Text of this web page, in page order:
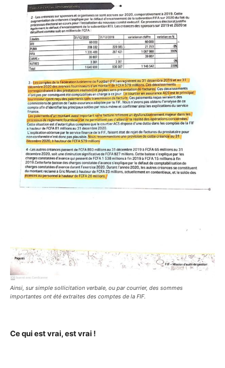
Ainsi, sur simple sollicitation verbale, ou par courrier, des sommes
importantes ont été extraites des comptes de la FIF.
Ce qui est vrai, est vrai !